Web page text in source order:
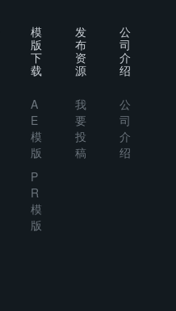
模
版
下
载
A
E
模
版
P
R
模
版
发
布
资
源
我
要
投
稿
公
司
介
绍
公
司
介
绍